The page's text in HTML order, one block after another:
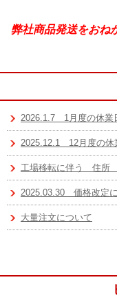
弊社商品発送をおね
2026.1.7 1月度の休業
2025.12.1 12月度の休
工場移転に伴う 住所
2025.03.30 価格改定
大量注文について